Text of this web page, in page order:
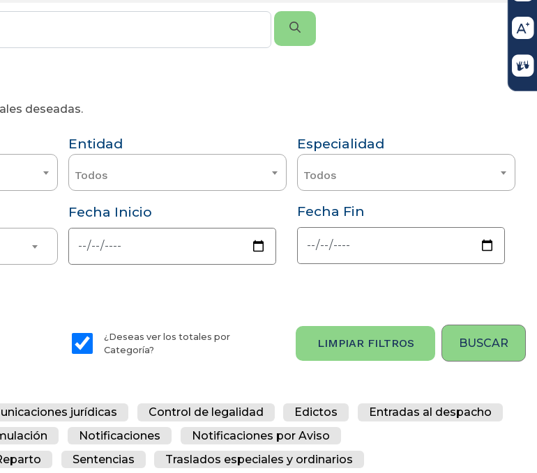
deseadas.
Entidad
Todos
Especialidad
Todos
Fecha Inicio Fecha Fin
¿Deseas ver los totales por
Categoría?
LIMPIAR FILTROS
jurídicas Control de legalidad Edictos
Entradas al despacho
Notificaciones
Notificaciones por Aviso
Sentencias Traslados especiales y ordinarios